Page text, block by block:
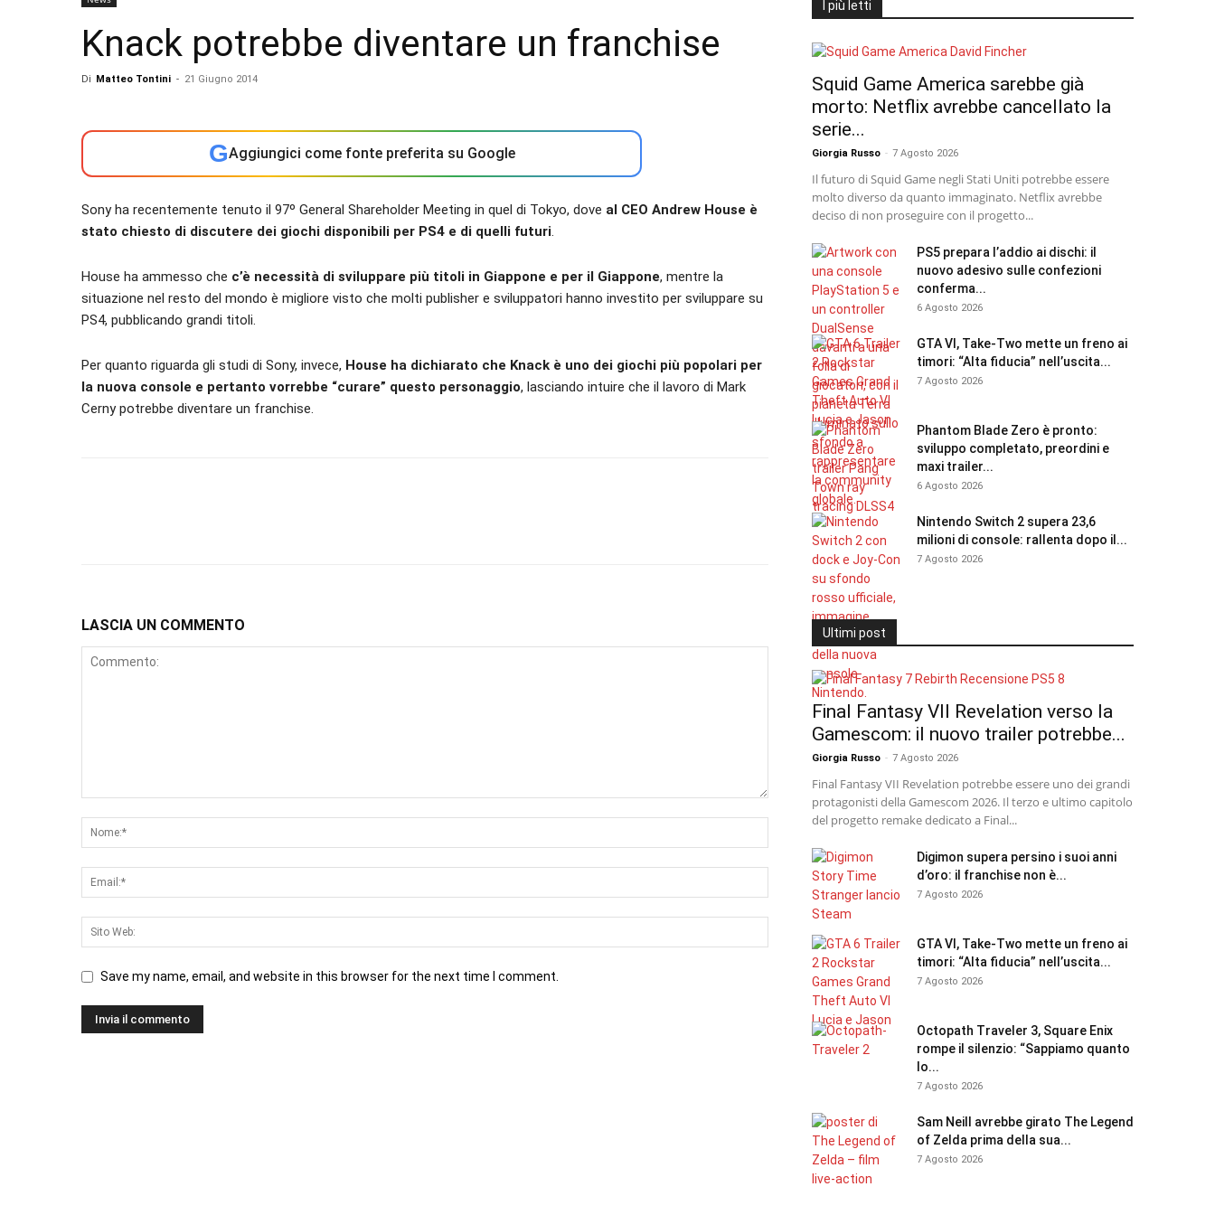
Knack potrebbe diventare un franchise
Di Matteo Tontini - 21 Giugno 2014
GAggiungici come fonte preferita su Google
Sony ha recentemente tenuto il 97º General Shareholder Meeting in quel di Tokyo, dove al CEO Andrew House è
stato chiesto di discutere dei giochi disponibili per PS4 e di quelli futuri.
House ha ammesso che c’è necessità di sviluppare più titoli in Giappone e per il Giappone, mentre la
situazione nel resto del mondo è migliore visto che molti publisher e sviluppatori hanno investito per sviluppare su
PS4, pubblicando grandi titoli.
Per quanto riguarda gli studi di Sony, invece, House ha dichiarato che Knack è uno dei giochi più popolari per
la nuova console e pertanto vorrebbe “curare” questo personaggio, lasciando intuire che il lavoro di Mark
Cerny potrebbe diventare un franchise.
LASCIA UN COMMENTO
Save my name, email, and website in this browser for the next time I comment.
I più letti
Squid Game America sarebbe già
morto: Netflix avrebbe cancellato la
serie...
Giorgia Russo - 7 Agosto 2026
Il futuro di Squid Game negli Stati Uniti potrebbe essere
molto diverso da quanto immaginato. Netflix avrebbe
deciso di non proseguire con il progetto...
PS5 prepara l’addio ai dischi: il
nuovo adesivo sulle confezioni
conferma...
6 Agosto 2026
GTA VI, Take-Two mette un freno ai
timori: “Alta fiducia” nell’uscita...
7 Agosto 2026
Phantom Blade Zero è pronto:
sviluppo completato, preordini e
maxi trailer...
6 Agosto 2026
Nintendo Switch 2 supera 23,6
milioni di console: rallenta dopo il...
7 Agosto 2026
Ultimi post
Final Fantasy VII Revelation verso la
Gamescom: il nuovo trailer potrebbe...
Giorgia Russo - 7 Agosto 2026
Final Fantasy VII Revelation potrebbe essere uno dei grandi
protagonisti della Gamescom 2026. Il terzo e ultimo capitolo
del progetto remake dedicato a Final...
Digimon supera persino i suoi anni
d’oro: il franchise non è...
7 Agosto 2026
GTA VI, Take-Two mette un freno ai
timori: “Alta fiducia” nell’uscita...
7 Agosto 2026
Octopath Traveler 3, Square Enix
rompe il silenzio: “Sappiamo quanto
lo...
7 Agosto 2026
Sam Neill avrebbe girato The Legend
of Zelda prima della sua...
7 Agosto 2026